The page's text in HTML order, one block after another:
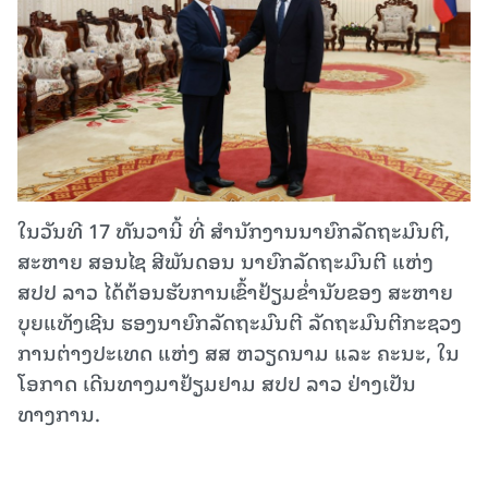
ໃນວັນທີ 17 ທັນວານີ້ ທີ່ ສໍານັກງານນາຍົກລັດຖະມົນຕີ,
ສະຫາຍ ສອນໄຊ ສີພັນດອນ ນາຍົກລັດຖະມົນຕີ ແຫ່ງ
ສປປ ລາວ ໄດ້ຕ້ອນຮັບການເຂົ້າຢ້ຽມຂໍ່ານັບຂອງ ສະຫາຍ
ບຸຍແທັງເຊີນ ຮອງນາຍົກລັດຖະມົນຕີ ລັດຖະມົນຕີກະຊວງ
ການຕ່າງປະເທດ ແຫ່ງ ສສ ຫວຽດນາມ ແລະ ຄະນະ, ໃນ
ໂອກາດ ເດີນທາງມາຢ້ຽມຢາມ ສປປ ລາວ ຢ່າງເປັນ
ທາງການ.